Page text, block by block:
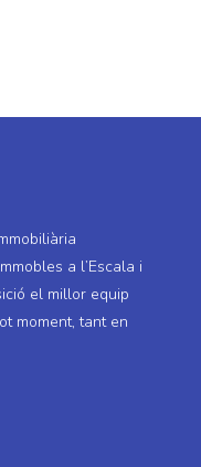
a l’Escala i
el millor equip
moment, tant en